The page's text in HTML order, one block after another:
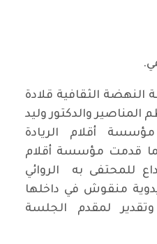
الثقافية قلادة
المناصير والدكتور وليد
أقلام الريادة
قدمت مؤسسة أقلام
للمحتفى به الروائي
منقوش في داخلها
لمقدم الجلسة